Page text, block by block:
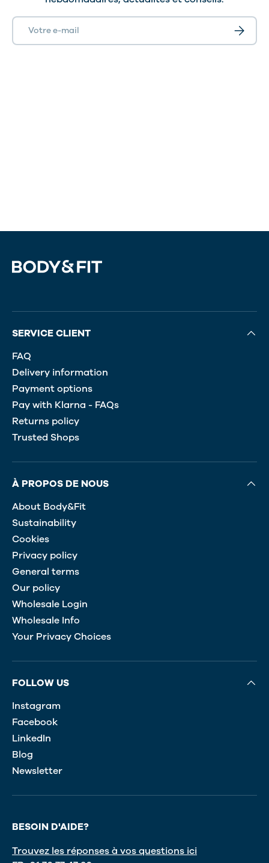
E-mail
SERVICE CLIENT
FAQ
Delivery information
Payment options
Pay with Klarna - FAQs
Returns policy
Trusted Shops
À PROPOS DE NOUS
About Body&Fit
Sustainability
Cookies
Privacy policy
General terms
Our policy
Wholesale Login
Wholesale Info
Your Privacy Choices
FOLLOW US
Instagram
Facebook
LinkedIn
Blog
Newsletter
BESOIN D'AIDE?
Trouvez les réponses à vos questions ici